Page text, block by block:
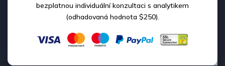
bezplatnou individuální konzultaci s analytikem
(odhadovaná hodnota $250).